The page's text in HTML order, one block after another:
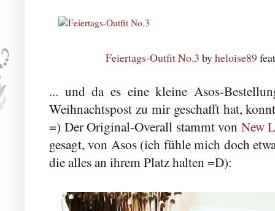
Feiertags-Outfit No.3 byheloise89
... und da es eine kleine Asos-
Weihnachtspost zu mir geschafft hat,
=) Der Original-Overall stammt von New
gesagt, von Asos (ich fühle mich doch
die alles an ihrem Platz halten =D):